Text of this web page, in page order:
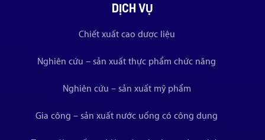
DỊCH VỤ
Chiết xuất cao dược liệu
Nghiên cứu – sản xuất thực phẩm chức năng
Nghiên cứu – sản xuất mỹ phẩm
Gia công – sản xuất nước uống có công dụng